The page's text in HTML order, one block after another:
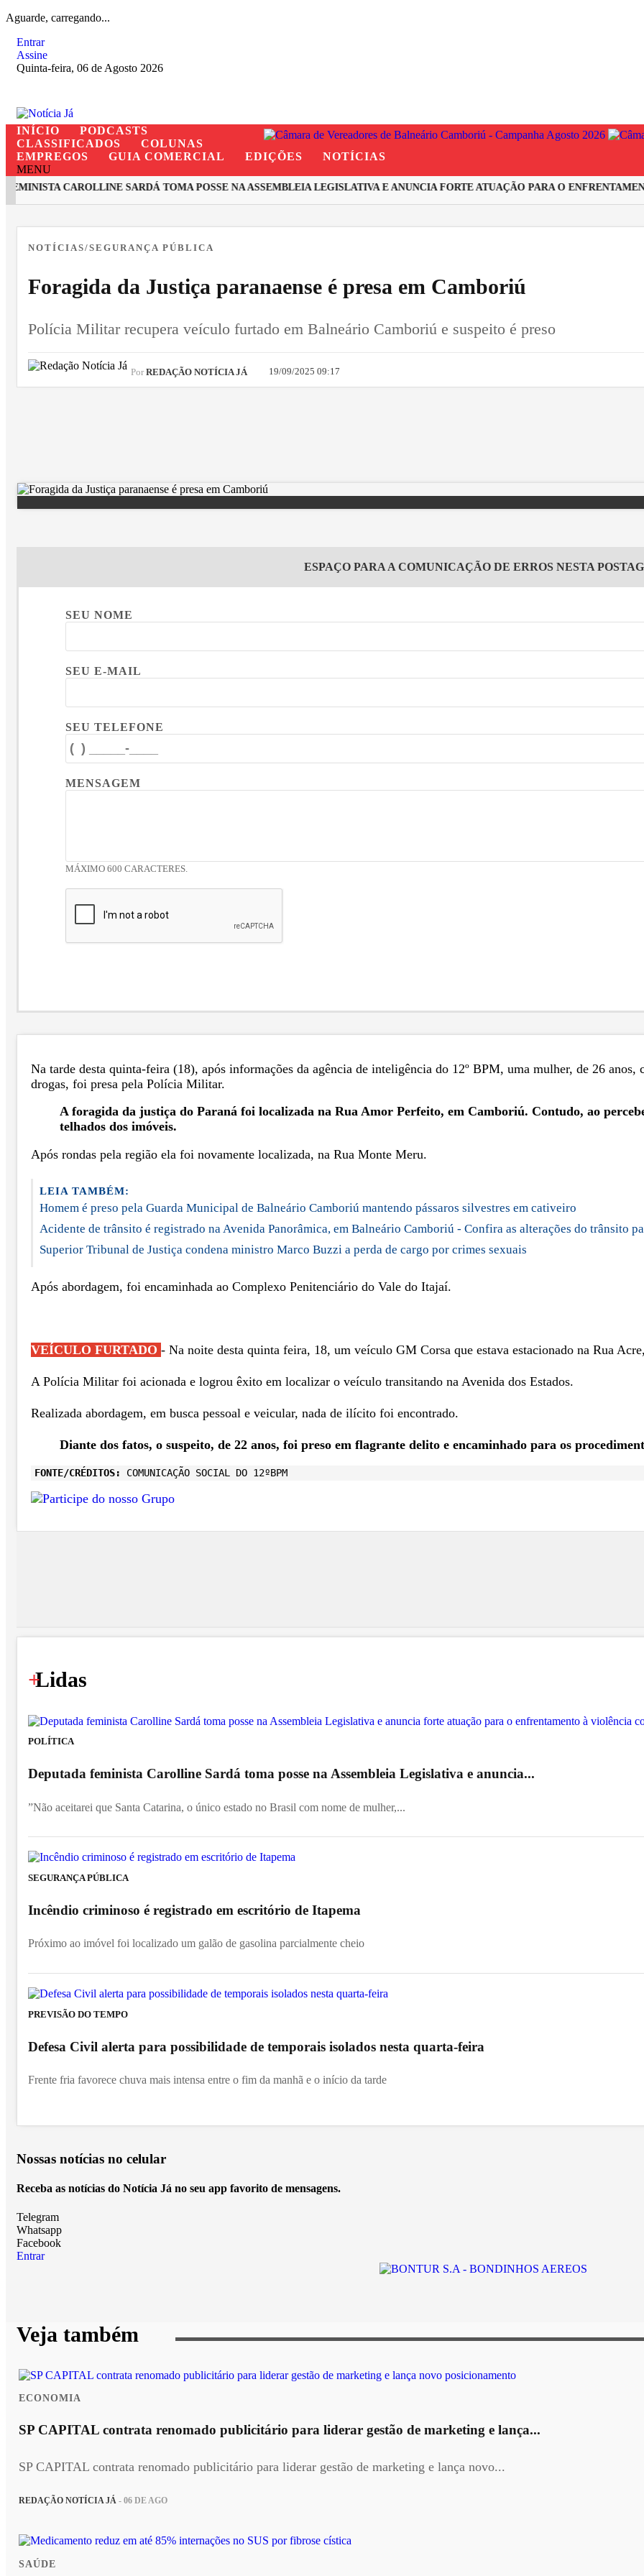
Aguarde, carregando...
Entrar
Assine
Quinta-feira, 06 de Agosto 2026
INÍCIO
PODCASTS
CLASSIFICADOS
COLUNAS
EMPREGOS
GUIA COMERCIAL EDIÇÕES
NOTÍCIAS
MENU
CAROLLINE SARDÁ TOMA POSSE NA ASSEMBLEIA LEGISLATIVA E ANUNCIA FORTE ATUAÇÃO PARA O
NOTÍCIAS/SEGURANÇA PÚBLICA
Foragida da Justiça paranaense é presa em Camboriú
Polícia Militar recupera veículo furtado em Balneário Camboriú e suspeito é preso
Por REDAÇÃO NOTÍCIA JÁ 19/09/2025 09:17
ESPAÇO PARA A COMUNICAÇÃO DE ERROS NESTA
SEU NOME
SEU E-MAIL
SEU TELEFONE
MENSAGEM
MÁXIMO 600 CARACTERES.
Na tarde desta quinta-feira (18), após informações da agência de inteligência do 12º BPM, uma mulher, de 26
drogas, foi presa pela Polícia Militar.
A foragida da justiça do Paraná foi localizada na Rua Amor Perfeito, em Camboriú. Contudo, ao
telhados dos imóveis.
Após rondas pela região ela foi novamente localizada, na Rua Monte Meru.
LEIA TAMBÉM:
Homem é preso pela Guarda Municipal de Balneário Camboriú mantendo pássaros silvestres em cativeiro
Acidente de trânsito é registrado na Avenida Panorâmica, em Balneário Camboriú - Confira as alterações do trânsito
Superior Tribunal de Justiça condena ministro Marco Buzzi a perda de cargo por crimes sexuais
Após abordagem, foi encaminhada ao Complexo Penitenciário do Vale do Itajaí.
VEÍCULO FURTADO - Na noite desta quinta feira, 18, um veículo GM Corsa que estava estacionado na Rua
A Polícia Militar foi acionada e logrou êxito em localizar o veículo transitando na Avenida dos Estados.
Realizada abordagem, em busca pessoal e veicular, nada de ilícito foi encontrado.
Diante dos fatos, o suspeito, de 22 anos, foi preso em flagrante delito e encaminhado para os
FONTE/CRÉDITOS: COMUNICAÇÃO SOCIAL DO 12ºBPM
+
Lidas
POLÍTICA
Deputada feminista Carolline Sardá toma posse na Assembleia Legislativa e anuncia...
”Não aceitarei que Santa Catarina, o único estado no Brasil com nome de mulher,...
SEGURANÇA PÚBLICA
Incêndio criminoso é registrado em escritório de Itapema
Próximo ao imóvel foi localizado um galão de gasolina parcialmente cheio
PREVISÃO DO TEMPO
Defesa Civil alerta para possibilidade de temporais isolados nesta quarta-feira
Frente fria favorece chuva mais intensa entre o fim da manhã e o início da tarde
Nossas notícias no celular
Receba as notícias do Notícia Já no seu app favorito de mensagens.
Telegram
Whatsapp
Facebook
Entrar
Veja também
ECONOMIA
SP CAPITAL contrata renomado publicitário para liderar gestão de marketing e lança...
SP CAPITAL contrata renomado publicitário para liderar gestão de marketing e lança novo...
REDAÇÃO NOTÍCIA JÁ - 06 DE AGO
SAÚDE